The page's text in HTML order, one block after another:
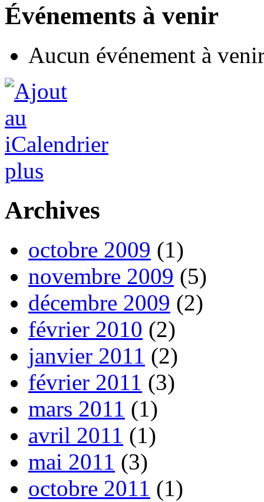
Événements à venir
Aucun événement à
plus
Archives
octobre 2009 (1)
novembre 2009 (5)
décembre 2009 (2)
février 2010 (2)
janvier 2011 (2)
février 2011 (3)
mars 2011 (1)
avril 2011 (1)
mai 2011 (3)
octobre 2011 (1)